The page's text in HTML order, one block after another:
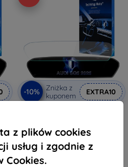
z plików cookies
usług i zgodnie z
Cookies.
-10%
Zniżka z
kuponem
EXTRA10
201,90 zł
181,72 zł
Na stanie: > 5 szt.